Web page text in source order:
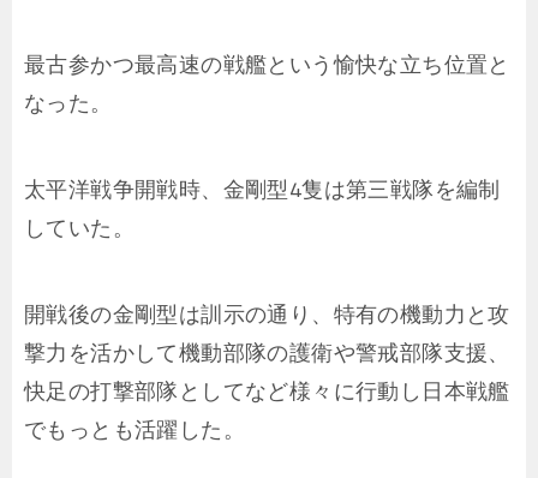
最古参かつ最高速の戦艦という愉快な立ち位置と
なった。
太平洋戦争開戦時、金剛型4隻は第三戦隊を編制
していた。
開戦後の金剛型は訓示の通り、特有の機動力と攻
撃力を活かして機動部隊の護衛や警戒部隊支援、
快足の打撃部隊としてなど様々に行動し日本戦艦
でもっとも活躍した。